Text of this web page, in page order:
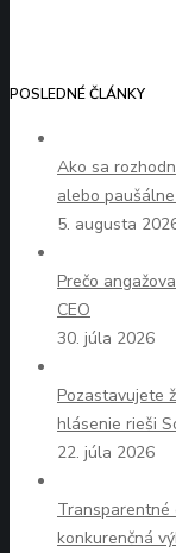
POSLEDNÉ ČLÁNKY
Ako sa
alebo
5. augusta
Prečo
CEO
30. júla 2026
Pozastavujete
hlásenie rieši
22. júla 2026
Transparentné
konkurenčná